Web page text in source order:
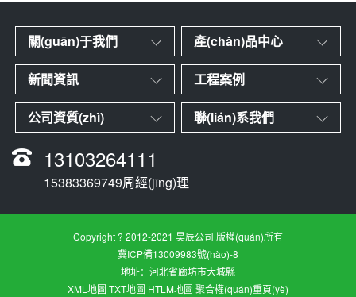
關(guān)于我們 產(chǎn)品中心
新聞資訊 工程案例
公司資質(zhì) 聯(lián)系我們
13103264111
15383369749周經(jīng)理
Copyright ? 2012-2021 昊辰公司 版權(quán)所有
冀ICP備13009983號(hào)-8
地址：河北省廊坊市大城縣
XML地圖 TXT地圖 HTLM地圖 聚合權(quán)重頁(yè)